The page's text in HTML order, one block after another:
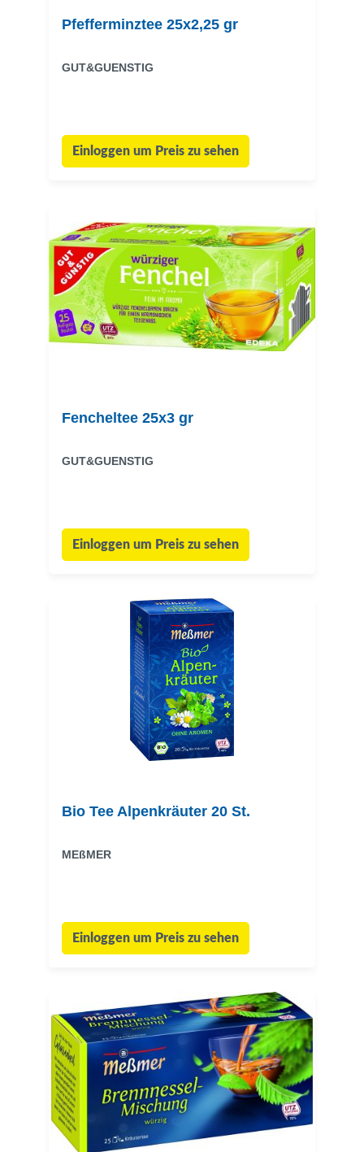
Pfefferminztee 25x2,25 gr
GUT&GUENSTIG
Einloggen um Preis zu sehen
Fencheltee 25x3 gr
GUT&GUENSTIG
Einloggen um Preis zu sehen
Bio Tee Alpenkräuter 20 St.
MEßMER
Einloggen um Preis zu sehen